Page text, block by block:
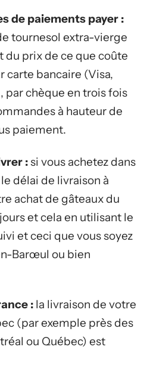
de paiements payer :
tournesol extra-vierge
du prix de ce que coûte
carte bancaire (Visa,
par chèque en trois fois
à hauteur de
paiement.
:si vous achetez dans
délai de livraison à
achat de gâteaux du
et cela en utilisant le
et ceci que vous soyez
Barœul ou bien
: la livraison de votre
(par exemple près des
ou Québec) est